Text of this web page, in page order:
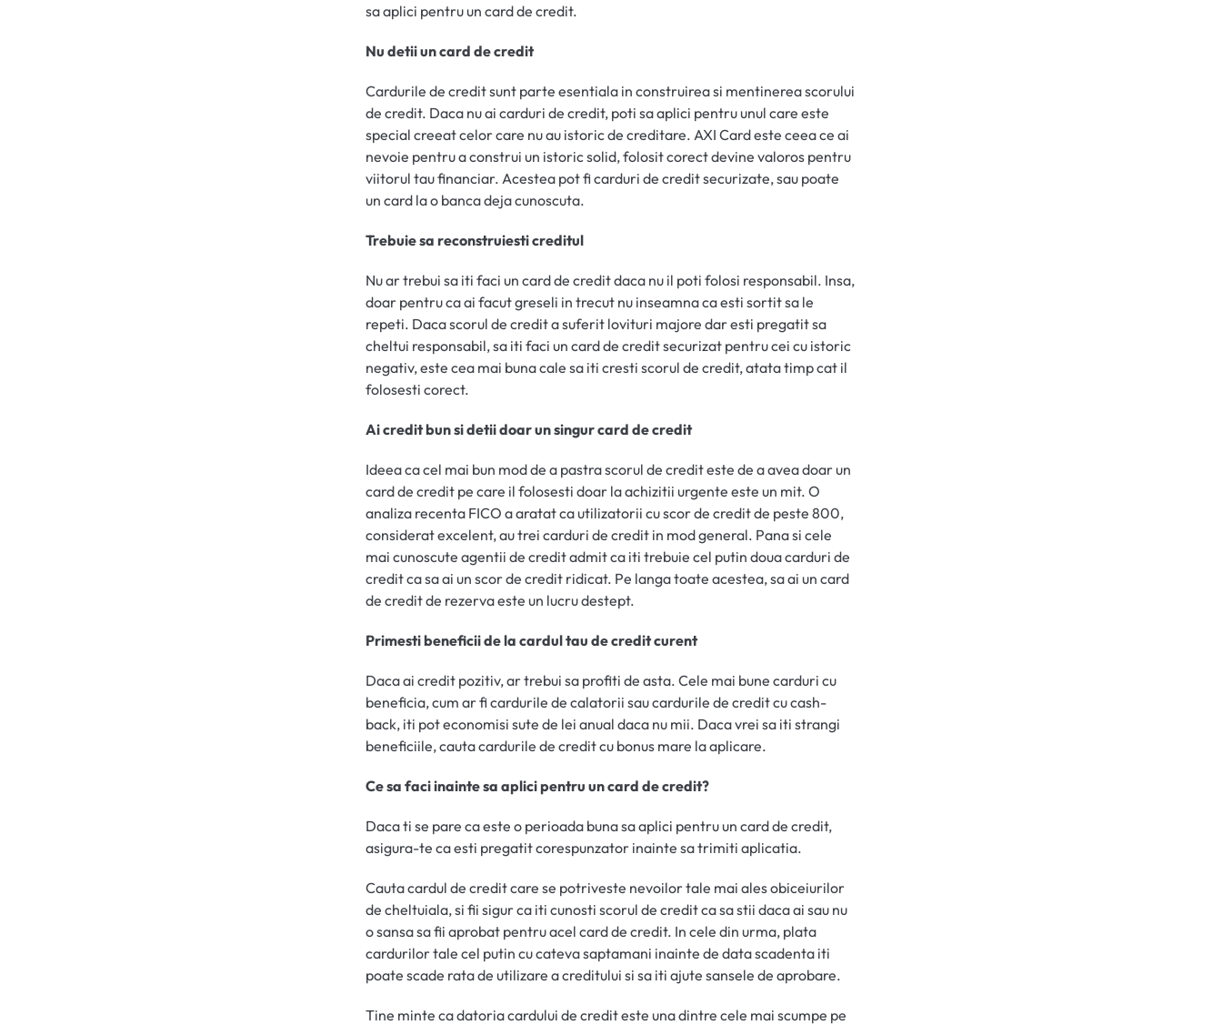
sa aplici pentru un card de credit.
Nu detii un card de credit
Cardurile de credit sunt parte esentiala in construirea si mentinerea scorului
de credit. Daca nu ai carduri de credit, poti sa aplici pentru unul care este
special creeat celor care nu au istoric de creditare. AXI Card este ceea ce ai
nevoie pentru a construi un istoric solid, folosit corect devine valoros pentru
viitorul tau financiar. Acestea pot fi carduri de credit securizate, sau poate
un card la o banca deja cunoscuta.
Trebuie sa reconstruiesti creditul
Nu ar trebui sa iti faci un card de credit daca nu il poti folosi responsabil. Insa,
doar pentru ca ai facut greseli in trecut nu inseamna ca esti sortit sa le
repeti. Daca scorul de credit a suferit lovituri majore dar esti pregatit sa
cheltui responsabil, sa iti faci un card de credit securizat pentru cei cu istoric
negativ, este cea mai buna cale sa iti cresti scorul de credit, atata timp cat il
folosesti corect.
Ai credit bun si detii doar un singur card de credit
Ideea ca cel mai bun mod de a pastra scorul de credit este de a avea doar un
card de credit pe care il folosesti doar la achizitii urgente este un mit. O
analiza recenta FICO a aratat ca utilizatorii cu scor de credit de peste 800,
considerat excelent, au trei carduri de credit in mod general. Pana si cele
mai cunoscute agentii de credit admit ca iti trebuie cel putin doua carduri de
credit ca sa ai un scor de credit ridicat. Pe langa toate acestea, sa ai un card
de credit de rezerva este un lucru destept.
Primesti beneficii de la cardul tau de credit curent
Daca ai credit pozitiv, ar trebui sa profiti de asta. Cele mai bune carduri cu
beneficia, cum ar fi cardurile de calatorii sau cardurile de credit cu cash-
back, iti pot economisi sute de lei anual daca nu mii. Daca vrei sa iti strangi
beneficiile, cauta cardurile de credit cu bonus mare la aplicare.
Ce sa faci inainte sa aplici pentru un card de credit?
Daca ti se pare ca este o perioada buna sa aplici pentru un card de credit,
asigura-te ca esti pregatit corespunzator inainte sa trimiti aplicatia.
Cauta cardul de credit care se potriveste nevoilor tale mai ales obiceiurilor
de cheltuiala, si fii sigur ca iti cunosti scorul de credit ca sa stii daca ai sau nu
o sansa sa fii aprobat pentru acel card de credit. In cele din urma, plata
cardurilor tale cel putin cu cateva saptamani inainte de data scadenta iti
poate scade rata de utilizare a creditului si sa iti ajute sansele de aprobare.
Tine minte ca datoria cardului de credit este una dintre cele mai scumpe pe